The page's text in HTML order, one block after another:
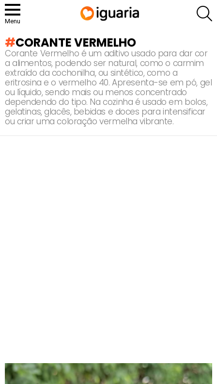
Menu
CORANTE VERMELHO
Corante Vermelho é um aditivo usado para dar cor
a alimentos, podendo ser natural, como o carmim
extraído da cochonilha, ou sintético, como a
eritrosina e o vermelho 40. Apresenta-se em pó, gel
ou líquido, sendo mais ou menos concentrado
dependendo do tipo. Na cozinha é usado em bolos,
gelatinas, glacês, bebidas e doces para intensificar
ou criar uma coloração vermelha vibrante.
RECOMENDADOS